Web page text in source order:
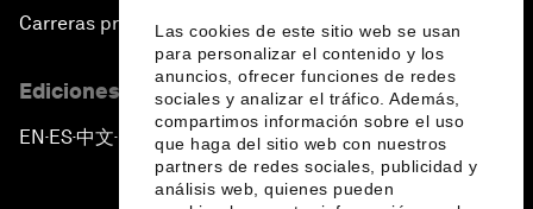
Las cookies de este sitio web se usan
para personalizar el contenido y los
anuncios, ofrecer funciones de redes
sociales y analizar el tráfico. Además,
compartimos información sobre el uso
que haga del sitio web con nuestros
partners de redes sociales, publicidad y
análisis web, quienes pueden
Carreras profesionales
Ediciones en otros idiomas
EN ▪ES▪中文▪ 日本語